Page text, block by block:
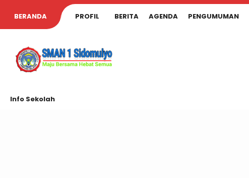
BERANDA PROFIL BERITA AGENDA PENGUMUMAN
Info Sekolah